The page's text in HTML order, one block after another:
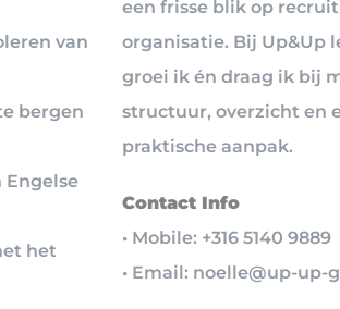
van
bergen
Engelse
het
een frisse blik op
organisatie. Bij Up&Up
groei ik én draag ik bij
structuur, overzicht en
praktische aanpak.
Contact Info
• Mobile: +316 5140 9889
• Email: noelle@up-up-